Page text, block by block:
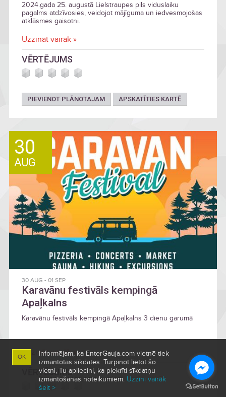
2024.gada 25. augustā Lielstraupes pils viduslaiku
pagalms atdzīvosies, veidojot mājīguma un iedvesmojošas
atklāsmes gaisotni.
Uzzināt vairāk »
VĒRTĒJUMS
PIEVIENOT PLĀNOTAJAM APSKATĪTIES KARTĒ
30
AUG
30 AUG - 01 SEP
Karavānu festivāls kempingā
Apaļkalns
Karavānu festivāls kempingā Apaļkalns 3 dienu garumā
Uzzināt vairāk »
VĒRTĒJUMS
OK
Informējam, ka EnterGauja.com vietnē tiek
izmantotas sīkdates. Turpinot lietot šo
vietni, Tu apliecini, ka piekrīti sīkdatņu
izmantošanas noteikumiem. Uzzini vairāk
šeit >